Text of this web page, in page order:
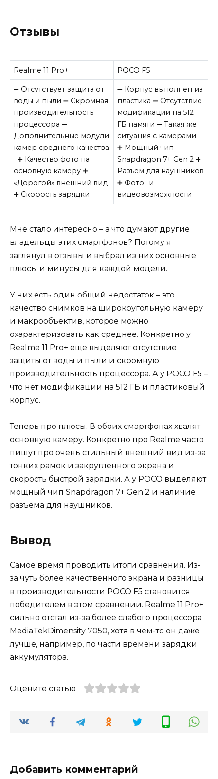
Отзывы
Realme 11 Pro+ POCO F5
➖ Отсутствует защита от
воды и пыли ➖ Скромная
производительность
процессора ➖
Дополнительные модули
камер среднего качества
➕ Качество фото на
основную камеру ➕
«Дорогой» внешний вид
➕ Скорость зарядки
➖ Корпус выполнен из
пластика ➖ Отсутствие
модификации на 512
ГБ памяти ➖ Такая же
ситуация с камерами
➕ Мощный чип
Snapdragon 7+ Gen 2 ➕
Разъем для наушников
➕ Фото- и
видеовозможности
Мне стало интересно – а что думают другие
владельцы этих смартфонов? Потому я
заглянул в отзывы и выбрал из них основные
плюсы и минусы для каждой модели.
У них есть один общий недостаток – это
качество снимков на широкоугольную камеру
и макрообъектив, которое можно
охарактеризовать как среднее. Конкретно у
Realme 11 Pro+ еще выделяют отсутствие
защиты от воды и пыли и скромную
производительность процессора. А у POCO F5 –
что нет модификации на 512 ГБ и пластиковый
корпус.
Теперь про плюсы. В обоих смартфонах хвалят
основную камеру. Конкретно про Realme часто
пишут про очень стильный внешний вид из-за
тонких рамок и закругленного экрана и
скорость быстрой зарядки. А у POCO выделяют
мощный чип Snapdragon 7+ Gen 2 и наличие
разъема для наушников.
Вывод
Самое время проводить итоги сравнения. Из-
за чуть более качественного экрана и разницы
в производительности POCO F5 становится
победителем в этом сравнении. Realme 11 Pro+
сильно отстал из-за более слабого процессора
MediaTekDimensity 7050, хотя в чем-то он даже
лучше, например, по части времени зарядки
аккумулятора.
Оцените статью
Добавить комментарий